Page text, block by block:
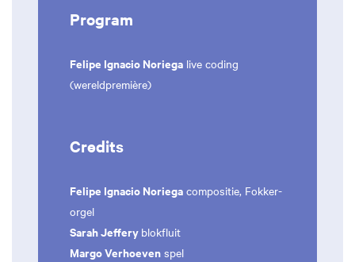
Program
Felipe Ignacio Noriega live coding
(wereldpremière)
Credits
Felipe Ignacio Noriega compositie, Fokker-
orgel
Sarah Jeffery blokfluit
Margo Verhoeven spel